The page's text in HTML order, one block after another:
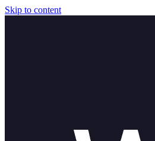
Skip to content